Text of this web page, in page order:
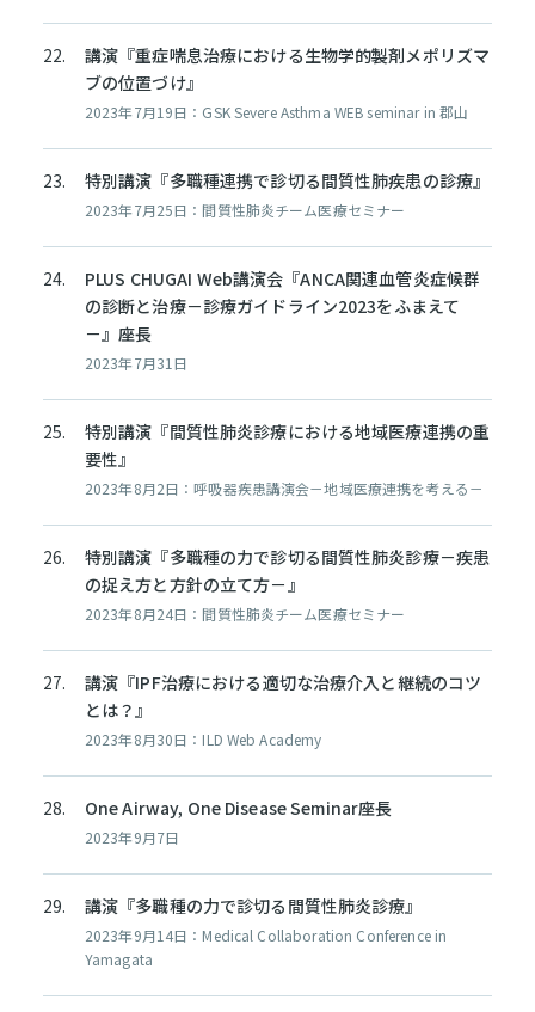
講演『重症喘息治療における生物学的製剤メポリズマ
ブの位置づけ』
2023年7月19日：GSK Severe Asthma WEB seminar in 郡山
特別講演『多職種連携で診切る間質性肺疾患の診療』
2023年7月25日：間質性肺炎チーム医療セミナー
PLUS CHUGAI Web講演会『ANCA関連血管炎症候群
の診断と治療－診療ガイドライン2023をふまえて
－』座長
2023年7月31日
特別講演『間質性肺炎診療における地域医療連携の重
要性』
2023年8月2日：呼吸器疾患講演会－地域医療連携を考える－
特別講演『多職種の力で診切る間質性肺炎診療－疾患
の捉え方と方針の立て方－』
2023年8月24日：間質性肺炎チーム医療セミナー
講演『IPF治療における適切な治療介入と継続のコツ
とは？』
2023年8月30日：ILD Web Academy
One Airway, One Disease Seminar座長
2023年9月7日
講演『多職種の力で診切る間質性肺炎診療』
2023年9月14日：Medical Collaboration Conference in
Yamagata